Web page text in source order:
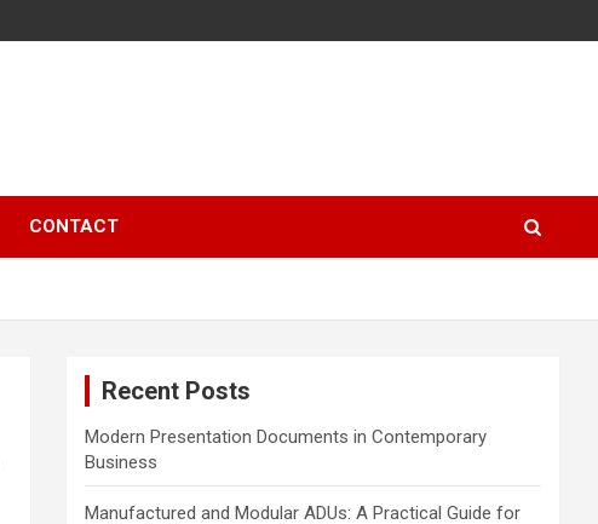
CONTACT
Recent Posts
Modern Presentation Documents in Contemporary
Business
Manufactured and Modular ADUs: A Practical Guide for